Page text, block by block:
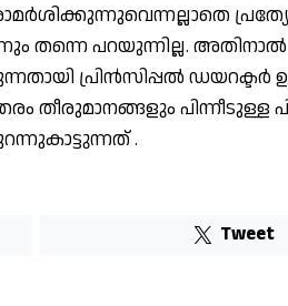
തന്നെ പറയുന്നില്ല. അതിനാൽ
പ്രിൻസിപ്പൽ ഡയറക്ടർ
തീരുമാനങ്ങളും പിന്നീടുള്ള
.
Tweet